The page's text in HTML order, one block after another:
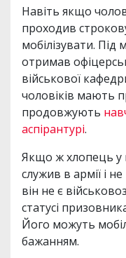
Навіть якщо
проходив
мобілізувати. Під
отримав
військової
чоловіків мають
продовжують
аспірантурі.
Якщо ж хлопець у
служив в армії і
він не є
статусі
Його можуть
бажанням.